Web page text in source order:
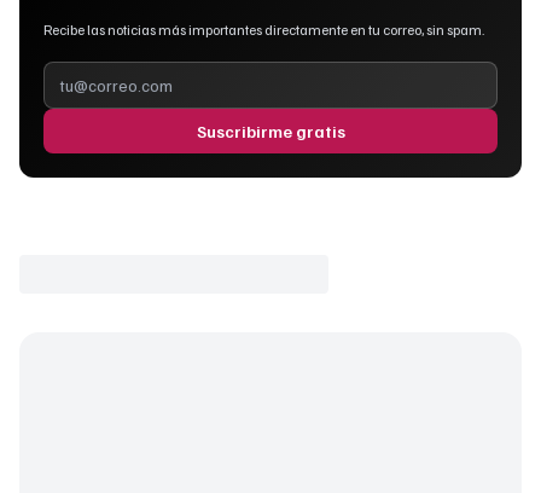
Recibe las noticias más importantes directamente en tu correo, sin spam.
Suscribirme gratis